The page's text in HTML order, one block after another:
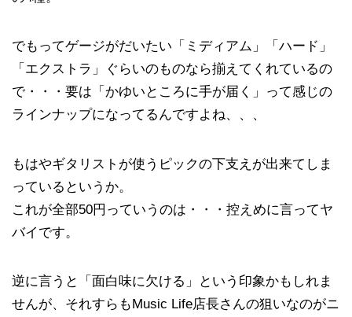
でもってゲージがだいたい「ミディアム」「ハード」
「エクストラ」ぐらいのものなら揃えてくれているの
で・・・要は「かゆいところに手が届く」って感じの
ラインナップになってるんですよね、、、
もはやギタリストが使うピックの下支えが出来てしま
っているというか。
これが全部50円っていうのは・・・控えめに言ってヤ
バイです。
逆に言うと「面白味に欠ける」という印象かもしれま
せんが、それすらもMusic Life店長さんの狙いなのがニ